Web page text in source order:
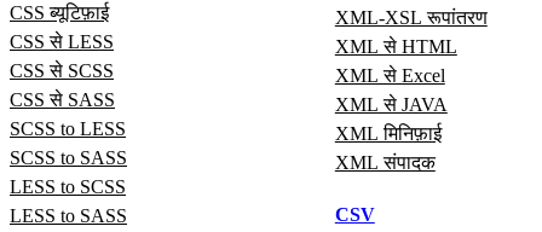
CSS ब्यूटिफ़ाई
CSS से LESS
CSS से SCSS
CSS से SASS
SCSS to LESS
SCSS to SASS
LESS to SCSS
LESS to SASS
XML-XSL रूपांतरण
XML से HTML
XML से Excel
XML से JAVA
XML मिनिफ़ाई
XML संपादक
CSV